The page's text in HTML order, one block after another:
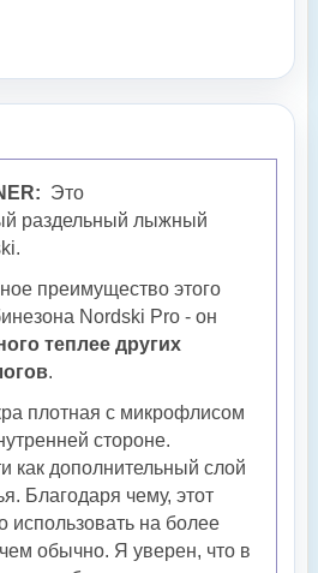
Это
раздельный лыжный
преимущество этого
Nordski Pro - он
теплее других
.
плотная с микрофлисом
стороне.
как дополнительный слой
Благодаря чему, этот
использовать на более
обычно. Я уверен, что в